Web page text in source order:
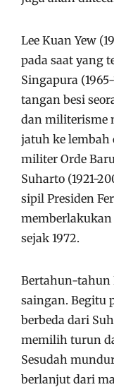
Lee Kuan Yew
pada saat yang
Singapura
tangan besi
dan militerisme
jatuh ke
militer Orde
Suharto (1921-
sipil Presiden
sejak 1972.
Bertahun-tahun
saingan. Begitu
berbeda dari
memilih turun
Sesudah
berlanjut dari